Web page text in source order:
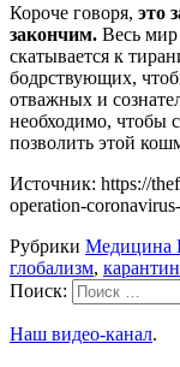
Короче говоря, это
закончим. Весь мир
скатывается к
бодрствующих,
отважных и
необходимо, чтобы
позволить этой
Источник: https://
operation-
Рубрики Медицина
глобализм, карантин
Поиск:
Наш видео-канал.